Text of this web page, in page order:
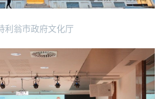
利翁市政府文化厅